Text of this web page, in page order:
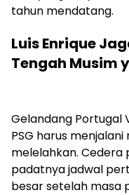
tahun mendatang.
Luis Enrique
Tengah Musim
Gelandang Portugal
PSG harus
melelahkan. Cedera
padatnya jadwal
besar setelah masa